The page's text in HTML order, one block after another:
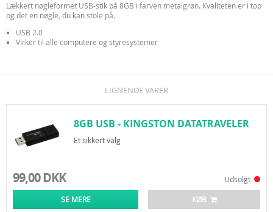
Lækkert nøgleformet USB-stik på 8GB i farven metalgrøn. Kvaliteten er i top
og det en nøgle, du kan stole på.
USB 2.0
Virker til alle computere og styresystemer
LIGNENDE VARER
8GB USB - KINGSTON DATATRAVELER
100 G3
Et sikkert valg
99,00 DKK Udsolgt
SE MERE KØB